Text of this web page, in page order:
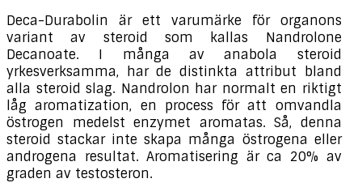
Deca-Durabolin är ett varumärke för organons
variant av steroid som kallas Nandrolone
Decanoate. I många av anabola steroid
yrkesverksamma, har de distinkta attribut bland
alla steroid slag. Nandrolon har normalt en riktigt
låg aromatization, en process för att omvandla
östrogen medelst enzymet aromatas. Så, denna
steroid stackar inte skapa många östrogena eller
androgena resultat. Aromatisering är ca 20% av
graden av testosteron.